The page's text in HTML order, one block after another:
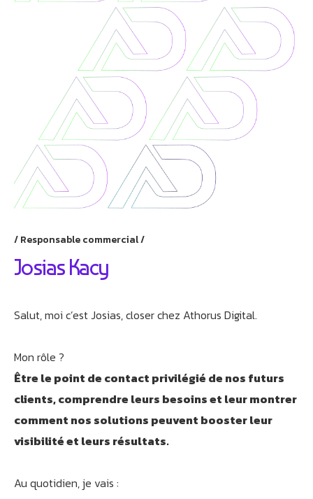
Responsable commercial
Josias Kacy
Salut, moi c’est Josias, closer chez Athorus Digital.
Mon rôle ?
Être le point de contact privilégié de nos futurs
clients, comprendre leurs besoins et leur montrer
comment nos solutions peuvent booster leur
visibilité et leurs résultats.
Au quotidien, je vais :
Athobot
Bienvenue chez Athorus Digital
Je vous oriente vers la meilleure solution pour votre
projet.
dessous :